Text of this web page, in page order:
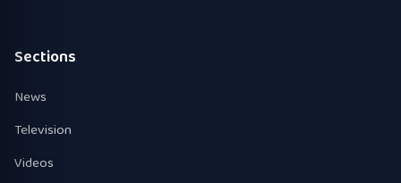
Sections
News
Television
Videos